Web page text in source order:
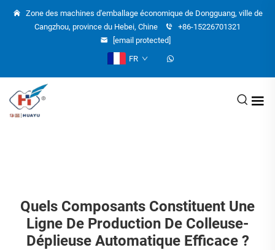
Zone des machines d'emballage économique de Dongguang, ville de
Cangzhou, province du Hebei, Chine
+86-15226701321
[email protected]
FR
Quels Composants Constituent Une
Ligne De Production De Colleuse-
Déplieuse Automatique Efficace ?